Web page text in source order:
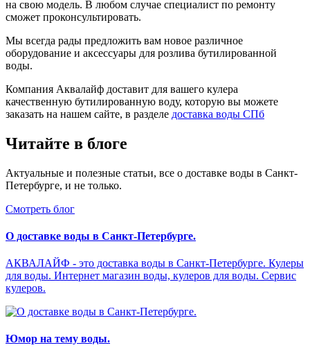
на свою модель. В любом случае специалист по ремонту
сможет проконсультировать.
Мы всегда рады предложить вам новое различное
оборудование и аксессуары для розлива бутилированной
воды.
Компания Аквалайф доставит для вашего кулера
качественную бутилированную воду, которую вы можете
заказать на нашем сайте, в разделе доставка воды СПб
Читайте в блоге
Актуальные и полезные статьи, все о доставке воды в Санкт-
Петербурге, и не только.
Смотреть блог
О доставке воды в Санкт-Петербурге.
АКВАЛАЙФ - это доставка воды в Санкт-Петербурге. Кулеры
для воды. Интернет магазин воды, кулеров для воды. Сервис
кулеров.
Юмор на тему воды.